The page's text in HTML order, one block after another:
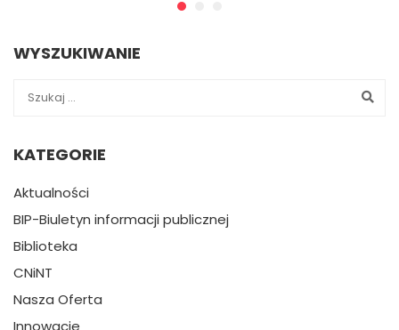
WYSZUKIWANIE
KATEGORIE
Aktualności
BIP-Biuletyn informacji publicznej
Biblioteka
CNiNT
Nasza Oferta
Innowacje